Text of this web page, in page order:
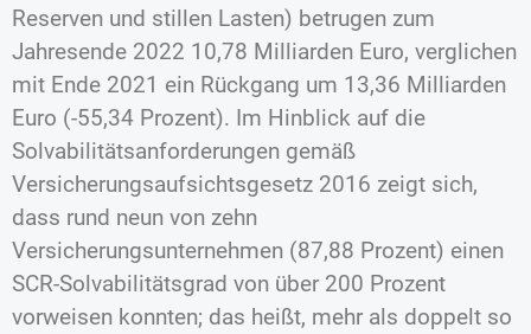
Reserven und stillen Lasten) betrugen zum
Jahresende 2022 10,78 Milliarden Euro, verglichen
mit Ende 2021 ein Rückgang um 13,36 Milliarden
Euro (-55,34 Prozent). Im Hinblick auf die
Solvabilitätsanforderungen gemäß
Versicherungsaufsichtsgesetz 2016 zeigt sich,
dass rund neun von zehn
Versicherungsunternehmen (87,88 Prozent) einen
SCR-Solvabilitätsgrad von über 200 Prozent
vorweisen konnten; das heißt, mehr als doppelt so